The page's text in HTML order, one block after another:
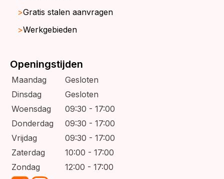
Gratis stalen aanvragen
Werkgebieden
Openingstijden
Maandag
Gesloten
Dinsdag
Gesloten
Woensdag
09:30 - 17:00
Donderdag
09:30 - 17:00
Vrijdag
09:30 - 17:00
Zaterdag
10:00 - 17:00
Zondag
12:00 - 17:00